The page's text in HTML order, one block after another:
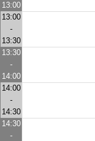
13:00
13:00
-
13:30
13:30
-
14:00
14:00
-
14:30
14:30
-